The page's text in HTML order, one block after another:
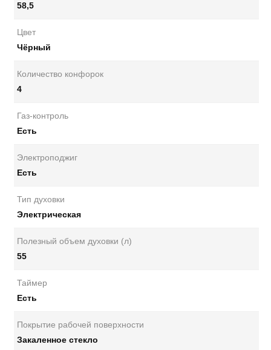
58,5
Цвет
Чёрный
Количество конфорок
4
Газ-контроль
Есть
Электроподжиг
Есть
Тип духовки
Электрическая
Полезный объем духовки (л)
55
Таймер
Есть
Покрытие рабочей поверхности
Закаленное стекло